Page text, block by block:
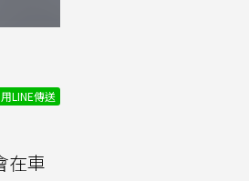
用LINE傳送
在車